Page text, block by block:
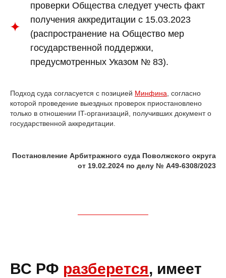
проверки Общества следует учесть факт
получения аккредитации с 15.03.2023
(распространение на Общество мер
государственной поддержки,
предусмотренных Указом № 83).
Подход суда согласуется с позицией Минфина , согласно
которой проведение выездных проверок приостановлено
только в отношении IT-организаций, получивших документ о
государственной аккредитации.
Постановление Арбитражного суда Поволжского округа
от 19.02.2024 по делу № А49-6308/2023
ВС РФ разберется, имеет
PRO.Бизнес